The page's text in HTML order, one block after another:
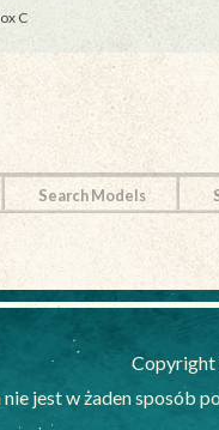
C
Search Models
Copyright
jest w żaden sposób